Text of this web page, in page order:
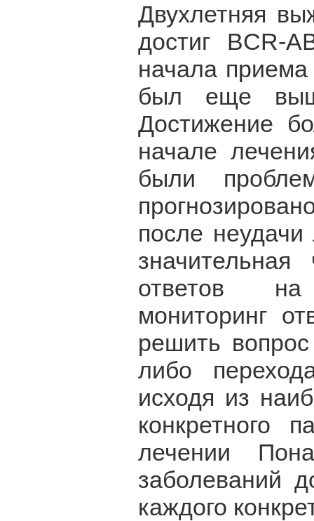
Двухлетняя
достиг BCR-
начала
был еще
Достижение
начале
были
после
ответов на
мониторинг
решить
либо
исходя из
конкретного
лечении
заболеваний
каждого